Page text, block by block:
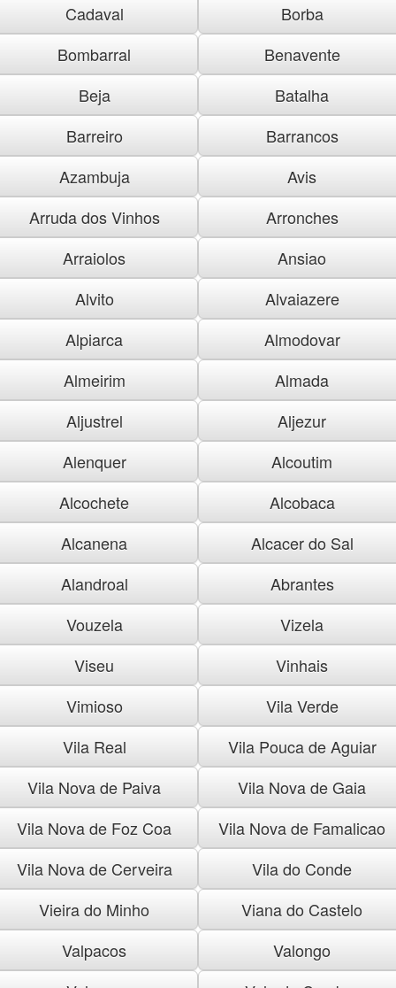
Cadaval
Borba
Bombarral
Benavente
Beja
Batalha
Barreiro
Barrancos
Azambuja
Avis
Arruda dos Vinhos
Arronches
Arraiolos
Ansiao
Alvito
Alvaiazere
Alpiarca
Almodovar
Almeirim
Almada
Aljustrel
Aljezur
Alenquer
Alcoutim
Alcochete
Alcobaca
Alcanena
Alcacer do Sal
Alandroal
Abrantes
Vouzela
Vizela
Viseu
Vinhais
Vimioso
Vila Verde
Vila Real
Vila Pouca de Aguiar
Vila Nova de Paiva
Vila Nova de Gaia
Vila Nova de Foz Coa
Vila Nova de Famalicao
Vila Nova de Cerveira
Vila do Conde
Vieira do Minho
Viana do Castelo
Valpacos
Valongo